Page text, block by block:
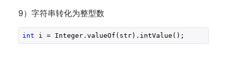
9）字符串转化为整型数
int i = Integer.valueOf(str).intValue();